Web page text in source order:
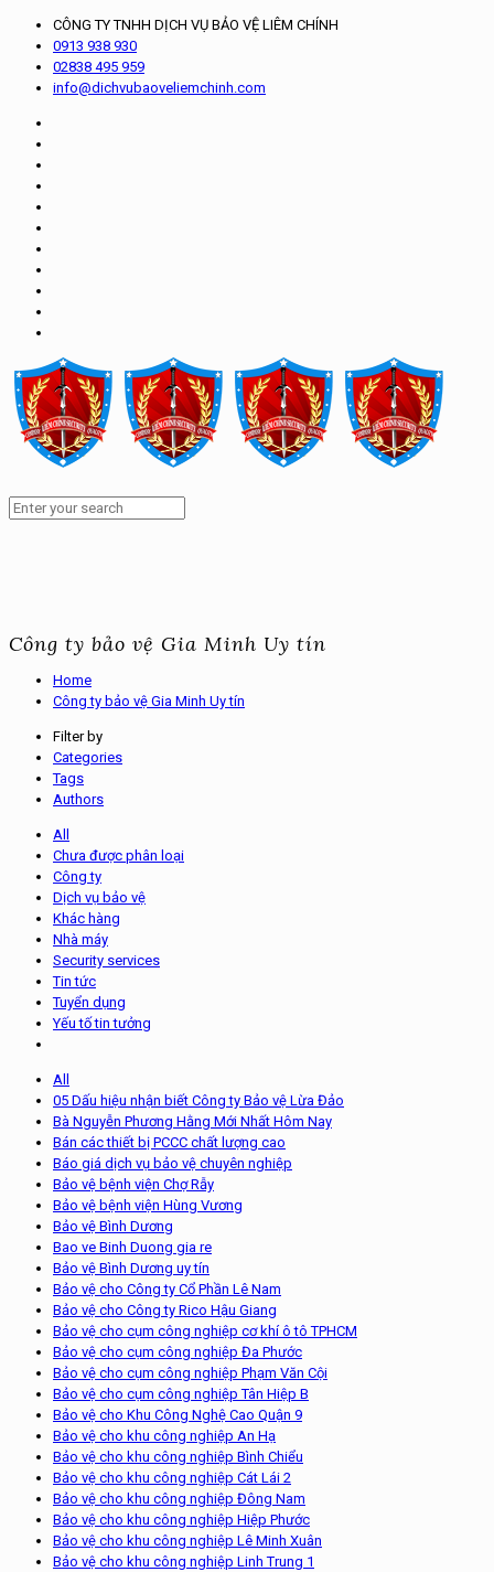
CÔNG TY TNHH DỊCH VỤ BẢO VỆ LIÊM CHÍNH
0913 938 930
02838 495 959
info@dichvubaoveliemchinh.com
Công ty bảo vệ Gia Minh Uy tín
Home
Công ty bảo vệ Gia Minh Uy tín
Filter by
Categories
Tags
Authors
All
Chưa được phân loại
Công ty
Dịch vụ bảo vệ
Khác hàng
Nhà máy
Security services
Tin tức
Tuyển dụng
Yếu tố tin tưởng
All
05 Dấu hiệu nhận biết Công ty Bảo vệ Lừa Đảo
Bà Nguyễn Phương Hằng Mới Nhất Hôm Nay
Bán các thiết bị PCCC chất lượng cao
Báo giá dịch vụ bảo vệ chuyên nghiệp
Bảo vệ bệnh viện Chợ Rẫy
Bảo vệ bệnh viện Hùng Vương
Bảo vệ Bình Dương
Bao ve Binh Duong gia re
Bảo vệ Bình Dương uy tín
Bảo vệ cho Công ty Cổ Phần Lê Nam
Bảo vệ cho Công ty Rico Hậu Giang
Bảo vệ cho cụm công nghiệp cơ khí ô tô TPHCM
Bảo vệ cho cụm công nghiệp Đa Phước
Bảo vệ cho cụm công nghiệp Phạm Văn Cội
Bảo vệ cho cụm công nghiệp Tân Hiệp B
Bảo vệ cho Khu Công Nghệ Cao Quận 9
Bảo vệ cho khu công nghiệp An Hạ
Bảo vệ cho khu công nghiệp Bình Chiểu
Bảo vệ cho khu công nghiệp Cát Lái 2
Bảo vệ cho khu công nghiệp Đông Nam
Bảo vệ cho khu công nghiệp Hiệp Phước
Bảo vệ cho khu công nghiệp Lê Minh Xuân
Bảo vệ cho khu công nghiệp Linh Trung 1